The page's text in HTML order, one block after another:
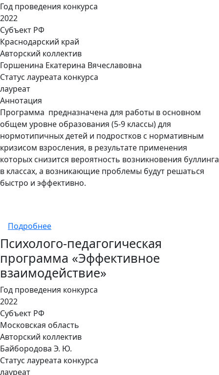
Год проведения конкурса
2022
Субъект РФ
Краснодарский край
Авторский коллектив
Горшенина Екатерина Вячеславовна
Статус лауреата конкурса
лауреат
Аннотация
Программа предназначена для работы в основном
общем уровне образования (5-9 классы) для
нормотипичных детей и подростков с нормативным
кризисом взросления, в результате применения
которых снизится вероятность возникновения буллинга
в классах, а возникающие проблемы будут решаться
быстро и эффективно.
Подробнеео Профилактическая психолого-
Психолого-педагогическая
программа «Эффективное
взаимодействие»
Год проведения конкурса
2022
Субъект РФ
Московская область
Авторский коллектив
Байбородова Э. Ю.
Статус лауреата конкурса
лауреат